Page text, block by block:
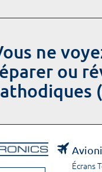
ne
ou
Écrans